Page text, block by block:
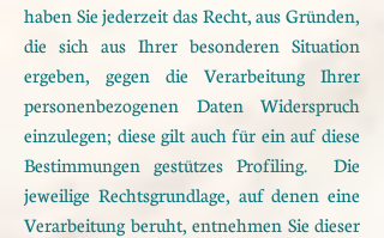
haben Sie jederzeit das Recht, aus Gründen,
die sich aus Ihrer besonderen Situation
ergeben, gegen die Verarbeitung Ihrer
personenbezogenen Daten Widerspruch
einzulegen; diese gilt auch für ein auf diese
Bestimmungen gestützes Profiling. Die
jeweilige Rechtsgrundlage, auf denen eine
Verarbeitung beruht, entnehmen Sie dieser